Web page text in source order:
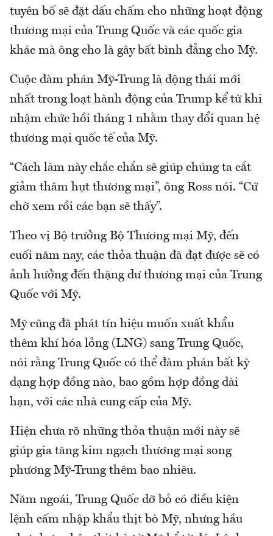
tuyên bố sẽ đặt dấu chấm cho những hoạt động
thương mại của Trung Quốc và các quốc gia
khác mà ông cho là gây bất bình đẳng cho Mỹ.
Cuộc đàm phán Mỹ-Trung là động thái mới
nhất trong loạt hành động của Trump kể từ khi
nhậm chức hồi tháng 1 nhằm thay đổi quan hệ
thương mại quốc tế của Mỹ.
“Cách làm này chắc chắn sẽ giúp chúng ta cắt
giảm thâm hụt thương mại”, ông Ross nói. “Cứ
chờ xem rồi các bạn sẽ thấy”.
Theo vị Bộ trưởng Bộ Thương mại Mỹ, đến
cuối năm nay, các thỏa thuận đã đạt được sẽ có
ảnh hưởng đến thặng dư thương mại của Trung
Quốc với Mỹ.
Mỹ cũng đã phát tín hiệu muốn xuất khẩu
thêm khí hóa lỏng (LNG) sang Trung Quốc,
nói rằng Trung Quốc có thể đàm phán bất kỳ
dạng hợp đồng nào, bao gồm hợp đồng dài
hạn, với các nhà cung cấp của Mỹ.
Hiện chưa rõ những thỏa thuận mới này sẽ
giúp gia tăng kim ngạch thương mại song
phương Mỹ-Trung thêm bao nhiêu.
Năm ngoái, Trung Quốc dỡ bỏ có điều kiện
lệnh cấm nhập khẩu thịt bò Mỹ, nhưng hầu